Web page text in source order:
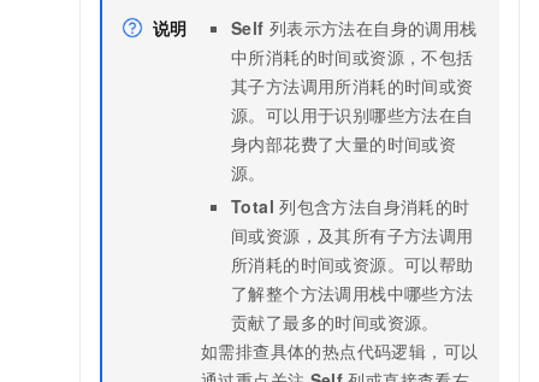
说明 Self 列表示方法在自身的调用栈
中所消耗的时间或资源，不包括
其子方法调用所消耗的时间或资
源。可以用于识别哪些方法在自
身内部花费了大量的时间或资
源。
Total 列包含方法自身消耗的时
间或资源，及其所有子方法调用
所消耗的时间或资源。可以帮助
了解整个方法调用栈中哪些方法
贡献了最多的时间或资源。
如需排查具体的热点代码逻辑，可以